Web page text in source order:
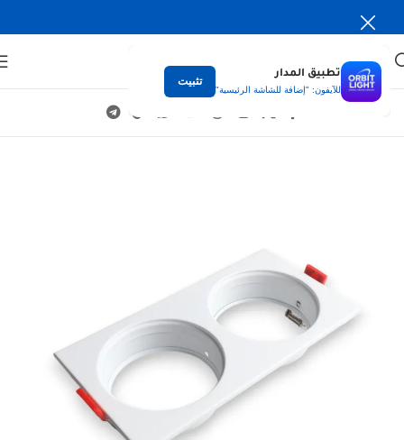
تطبيق المدار
للآيفون: "إضافة للشاشة الرئيسية"
تثبيت